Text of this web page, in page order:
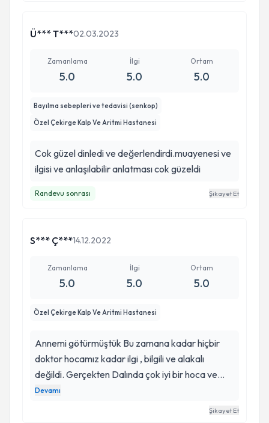
Ü*** T***02.03.2023
Zamanlama
5.0
İlgi
5.0
Ortam
5.0
Bayılma sebepleri ve tedavisi (senkop)
Özel Çekirge Kalp Ve Aritmi Hastanesi
Cok güzel dinledi ve değerlendirdi.muayenesi ve
ilgisi ve anlaşılabilir anlatması cok güzeldi
Randevu sonrası Şikayet Et
S*** Ç***14.12.2022
Zamanlama
5.0
İlgi
5.0
Ortam
5.0
Özel Çekirge Kalp Ve Aritmi Hastanesi
Annemi götürmüştük Bu zamana kadar hiçbir
doktor hocamız kadar ilgi , bilgili ve alakalı
değildi. Gerçekten Dalında çok iyi bir hoca ve
hastalarına karşı aydınlatıcı. Kendime ve
akrabalarıma da hocamızdan randevu aldık.
Devamı
Şikayet Et